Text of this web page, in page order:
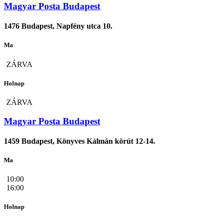
Magyar Posta Budapest
1476 Budapest, Napfény utca 10.
Ma
ZÁRVA
Holnap
ZÁRVA
Magyar Posta Budapest
1459 Budapest, Könyves Kálmán körút 12-14.
Ma
10:00
16:00
Holnap